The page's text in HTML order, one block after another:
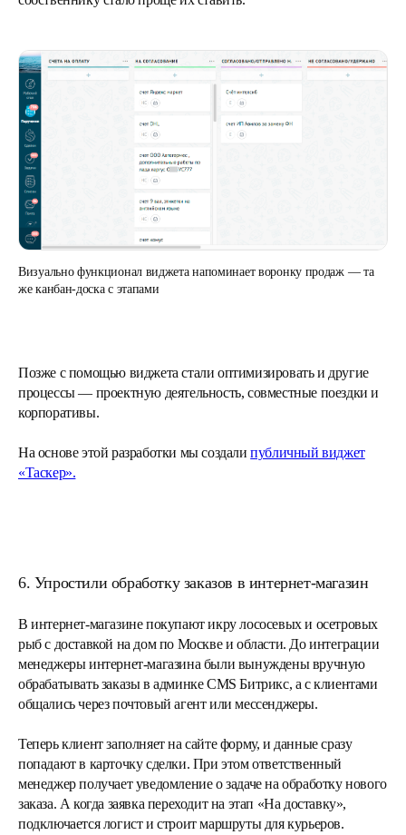
Визуально функционал виджета напоминает воронку продаж — та
же канбан-доска с этапами
Позже с помощью виджета стали оптимизировать и другие
процессы — проектную деятельность, совместные поездки и
корпоративы.
На основе этой разработки мы создалипубличный виджет
«Таскер».
6. Упростили обработку заказов в интернет-магазин
В интернет-магазине покупают икру лососевых и осетровых
рыб с доставкой на дом по Москве и области. До интеграции
менеджеры интернет-магазина были вынуждены вручную
обрабатывать заказы в админке CMS Битрикс, а с клиентами
общались через почтовый агент или мессенджеры.
Теперь клиент заполняет на сайте форму, и данные сразу
попадают в карточку сделки. При этом ответственный
менеджер получает уведомление о задаче на обработку нового
заказа. А когда заявка переходит на этап «На доставку»,
подключается логист и строит маршруты для курьеров.